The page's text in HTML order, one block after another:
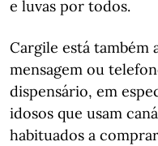
e luvas por todos.
Cargile está
mensagem ou
dispensário, em
idosos que usam
habituados a